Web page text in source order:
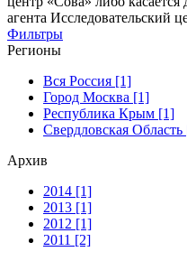
агента Исследовательский
Фильтры
Регионы
Вся Россия [1]
Город Москва [1]
Республика Крым [1]
Свердловская Область
Архив
2014 [1]
2013 [1]
2012 [1]
2011 [2]